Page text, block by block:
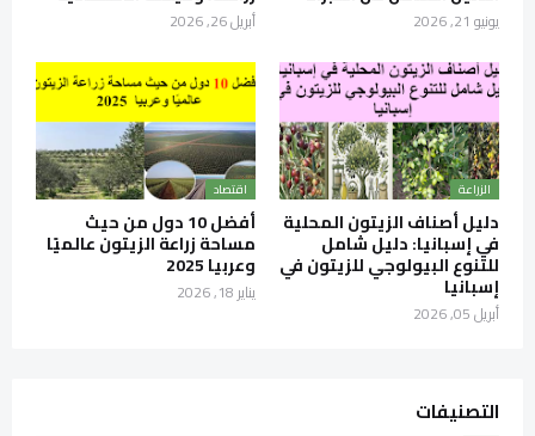
يونيو 21, 2026 أبريل 26, 2026
الزراعة
دليل أصناف الزيتون المحلية
في إسبانيا: دليل شامل
للتنوع البيولوجي للزيتون في
إسبانيا
أبريل 05, 2026
اقتصاد
أفضل 10 دول من حيث
مساحة زراعة الزيتون عالميًا
وعربيا 2025
يناير 18, 2026
التصنيفات